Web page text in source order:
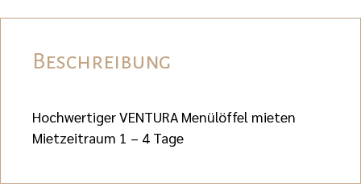
Beschreibung
Hochwertiger VENTURA Menülöffel mieten
Mietzeitraum 1 – 4 Tage